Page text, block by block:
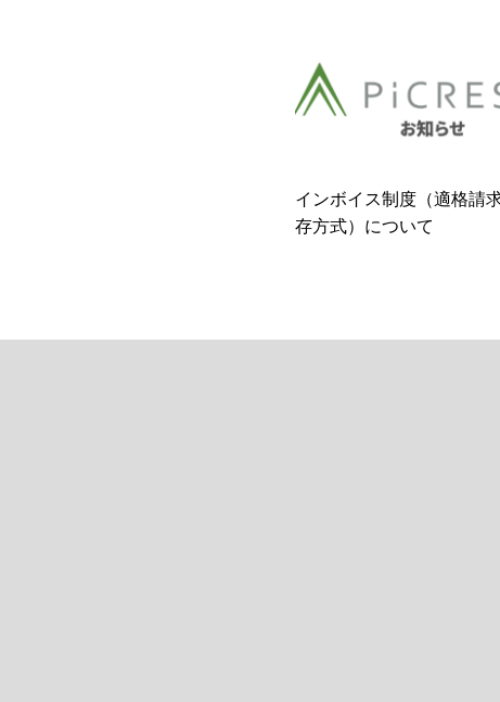
インボイス制度（適格請
存方式）について